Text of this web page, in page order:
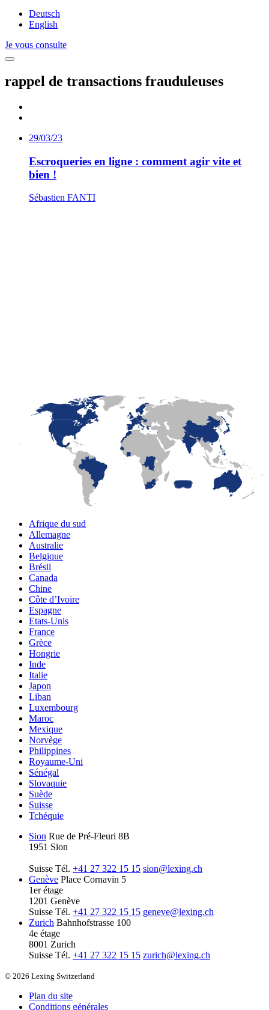
Deutsch
English
Je vous consulte
rappel de transactions frauduleuses
29/03/23
Escroqueries en ligne : comment agir vite et
bien !
Sébastien FANTI
Afrique du sud
Allemagne
Australie
Belgique
Brésil
Canada
Chine
Côte d’Ivoire
Espagne
Etats-Unis
France
Grèce
Hongrie
Inde
Italie
Japon
Liban
Luxembourg
Maroc
Mexique
Norvège
Philippines
Royaume-Uni
Sénégal
Slovaquie
Suède
Suisse
Tchéquie
Sion Rue de Pré-Fleuri 8B
1951 Sion
Suisse Tél. +41 27 322 15 15 sion@lexing.ch
Genève Place Cornavin 5
1er étage
1201 Genève
Suisse Tél. +41 27 322 15 15 geneve@lexing.ch
Zurich Bahnhofstrasse 100
4e étage
8001 Zurich
Suisse Tél. +41 27 322 15 15 zurich@lexing.ch
© 2026 Lexing Switzerland
Plan du site
Conditions générales